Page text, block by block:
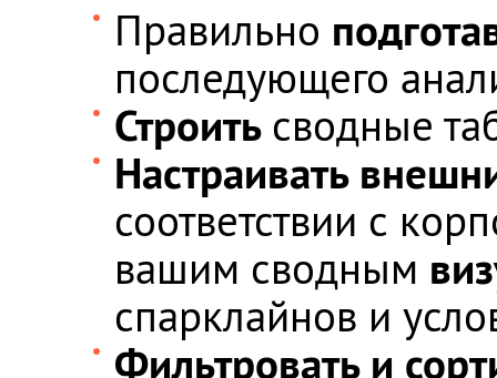
Правильно
последующего
Строить сводные
Настраивать
соответствии с
вашим сводным
спарклайнов и
Фильтровать и